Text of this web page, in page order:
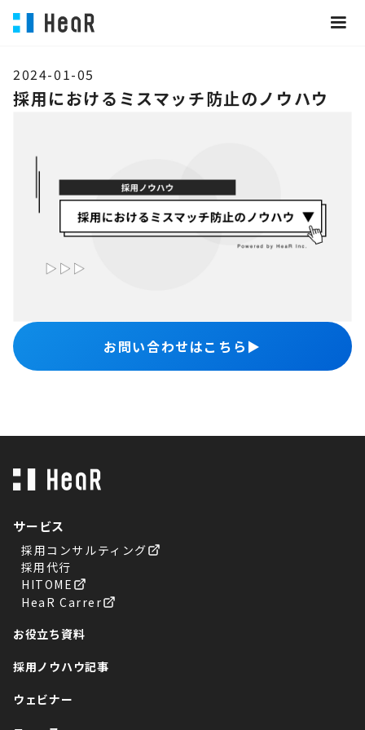
2024-01-05
採用におけるミスマッチ防止のノウハウ
お問い合わせはこちら ▶︎
サービス
採用コンサルティング
採用代行
HITOME
HeaR Carrer
お役立ち資料
採用ノウハウ記事
ウェビナー